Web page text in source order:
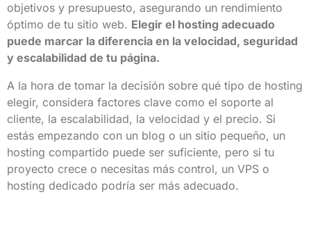
objetivos y presupuesto, asegurando un rendimiento
óptimo de tu sitio web. Elegir el hosting adecuado
puede marcar la diferencia en la velocidad, seguridad
y escalabilidad de tu página.
A la hora de tomar la decisión sobre qué tipo de hosting
elegir, considera factores clave como el soporte al
cliente, la escalabilidad, la velocidad y el precio. Si
estás empezando con un blog o un sitio pequeño, un
hosting compartido puede ser suficiente, pero si tu
proyecto crece o necesitas más control, un VPS o
hosting dedicado podría ser más adecuado.